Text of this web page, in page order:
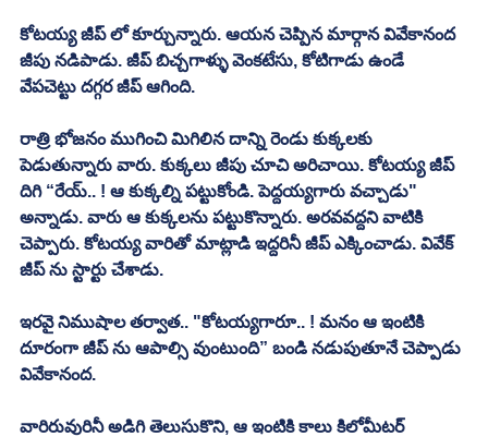
కోటయ్య జీప్ లో కూర్చున్నారు. ఆయన చెప్పిన మార్గాన వివేకానంద
జీపు నడిపాడు. జీప్ బిచ్చగాళ్ళు వెంకటేసు, కోటిగాడు ఉండే
వేపచెట్టు దగ్గర జీప్ ఆగింది.
రాత్రి భోజనం ముగించి మిగిలిన దాన్ని రెండు కుక్కలకు
పెడుతున్నారు వారు. కుక్కలు జీపు చూచి అరిచాయి. కోటయ్య జీప్
దిగి “రేయ్.. ! ఆ కుక్కల్ని పట్టుకోండి. పెద్దయ్యగారు వచ్చాడు"
అన్నాడు. వారు ఆ కుక్కలను పట్టుకొన్నారు. అరవవద్దని వాటికి
చెప్పారు. కోటయ్య వారితో మాట్లాడి ఇద్దరినీ జీప్ ఎక్కించాడు. వివేక్
జీప్ ను స్టార్టు చేశాడు.
ఇరవై నిముషాల తర్వాత.. "కోటయ్యగారూ.. ! మనం ఆ ఇంటికి
దూరంగా జీప్ ను ఆపాల్సి వుంటుంది” బండి నడుపుతూనే చెప్పాడు
వివేకానంద.
వారిరువురినీ అడిగి తెలుసుకొని, ఆ ఇంటికి కాలు కిలోమీటర్